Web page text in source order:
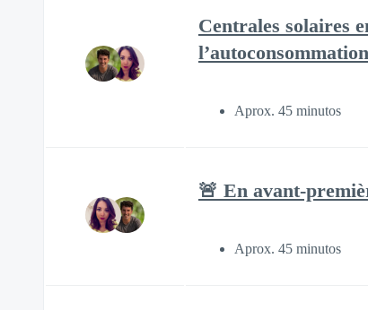
Centrales solaires
Aprox. 45 minutos
🚨 En avant-
Aprox. 45 minutos